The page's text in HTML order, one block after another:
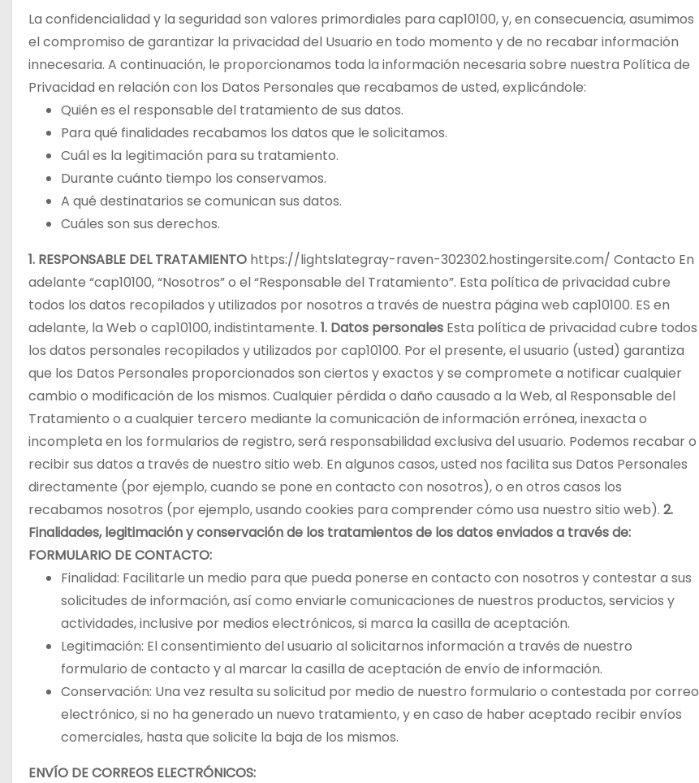
La confidencialidad y la seguridad son valores primordiales para cap10100, y, en consecuencia, asumimos
el compromiso de garantizar la privacidad del Usuario en todo momento y de no recabar información
innecesaria. A continuación, le proporcionamos toda la información necesaria sobre nuestra Política de
Privacidad en relación con los Datos Personales que recabamos de usted, explicándole:
Quién es el responsable del tratamiento de sus datos.
Para qué finalidades recabamos los datos que le solicitamos.
Cuál es la legitimación para su tratamiento.
Durante cuánto tiempo los conservamos.
A qué destinatarios se comunican sus datos.
Cuáles son sus derechos.
1. RESPONSABLE DEL TRATAMIENTO https://lightslategray-raven-302302.hostingersite.com/ Contacto En
adelante “cap10100, “Nosotros” o el “Responsable del Tratamiento”. Esta política de privacidad cubre
todos los datos recopilados y utilizados por nosotros a través de nuestra página web cap10100. ES en
adelante, la Web o cap10100, indistintamente. 1. Datos personales Esta política de privacidad cubre todos
los datos personales recopilados y utilizados por cap10100. Por el presente, el usuario (usted) garantiza
que los Datos Personales proporcionados son ciertos y exactos y se compromete a notificar cualquier
cambio o modificación de los mismos. Cualquier pérdida o daño causado a la Web, al Responsable del
Tratamiento o a cualquier tercero mediante la comunicación de información errónea, inexacta o
incompleta en los formularios de registro, será responsabilidad exclusiva del usuario. Podemos recabar o
recibir sus datos a través de nuestro sitio web. En algunos casos, usted nos facilita sus Datos Personales
directamente (por ejemplo, cuando se pone en contacto con nosotros), o en otros casos los
recabamos nosotros (por ejemplo, usando cookies para comprender cómo usa nuestro sitio web). 2.
Finalidades, legitimación y conservación de los tratamientos de los datos enviados a través de:
FORMULARIO DE CONTACTO:
Finalidad: Facilitarle un medio para que pueda ponerse en contacto con nosotros y contestar a sus
solicitudes de información, así como enviarle comunicaciones de nuestros productos, servicios y
actividades, inclusive por medios electrónicos, si marca la casilla de aceptación.
Legitimación: El consentimiento del usuario al solicitarnos información a través de nuestro
formulario de contacto y al marcar la casilla de aceptación de envío de información.
Conservación: Una vez resulta su solicitud por medio de nuestro formulario o contestada por correo
electrónico, si no ha generado un nuevo tratamiento, y en caso de haber aceptado recibir envíos
comerciales, hasta que solicite la baja de los mismos.
ENVÍO DE CORREOS ELECTRÓNICOS: